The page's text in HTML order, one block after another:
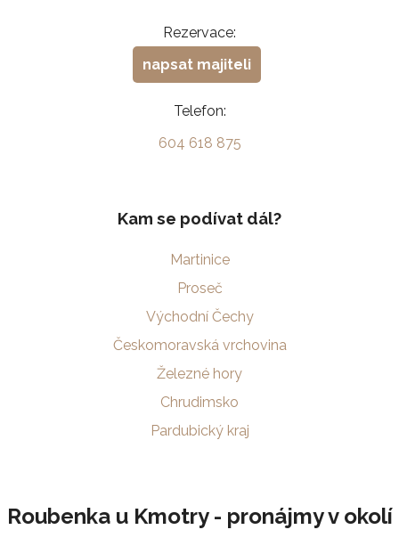
Rezervace:
napsat majiteli
Telefon:
604 618 875
Kam se podívat dál?
Martinice
Proseč
Východní Čechy
Českomoravská vrchovina
Železné hory
Chrudimsko
Pardubický kraj
Roubenka u Kmotry - pronájmy v okolí